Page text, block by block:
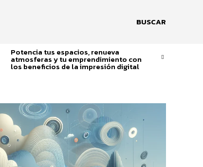
BUSCAR
Potencia tus espacios, renueva
atmosferas y tu emprendimiento con
los beneficios de la impresión digital